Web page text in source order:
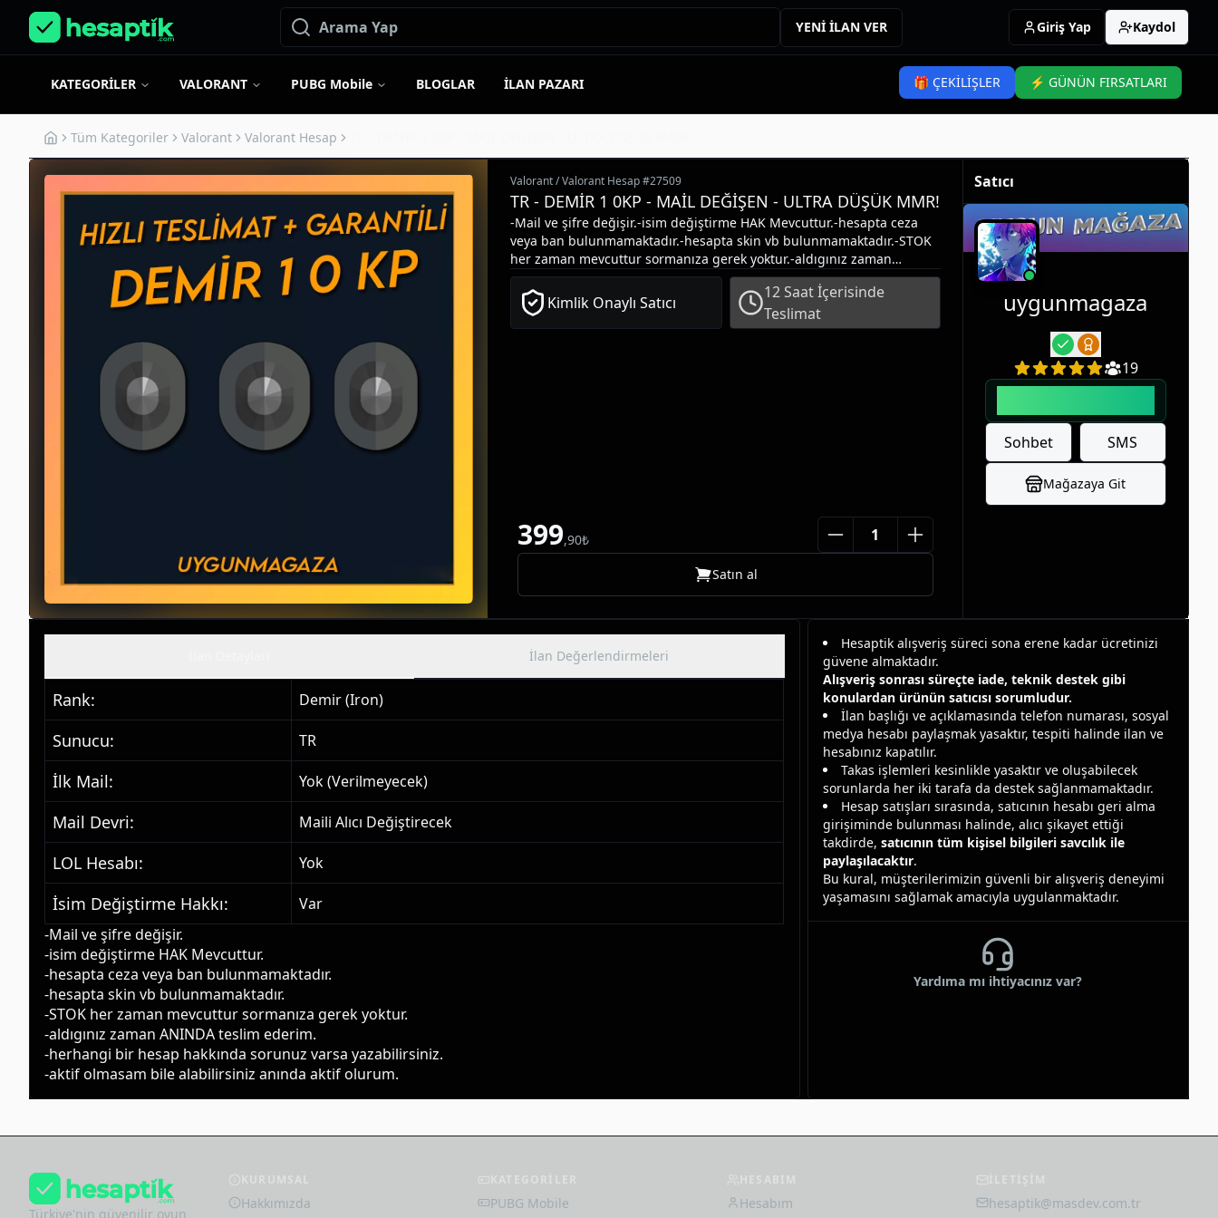
YENİ İLAN VER Giriş Yap Kaydol
KATEGORİLER VALORANT PUBG Mobile BLOGLAR İLAN PAZARI 🎁 ÇEKİLİŞLER ⚡ GÜNÜN FIRSATLARI
Tüm Kategoriler Valorant Valorant Hesap
Valorant/Valorant Hesap#27509
TR - DEMİR 1 0KP - MAİL DEĞİŞEN - ULTRA DÜŞÜK MMR!
-Mail ve şifre değişir.-isim değiştirme HAK Mevcuttur.-hesapta ceza
veya ban bulunmamaktadır.-hesapta skin vb bulunmamaktadır.-STOK
her zaman mevcuttur sormanıza gerek yoktur.-aldıgınız zaman
ANINDA teslim ederim.-herhangi bir hesap hakkında sorunuz varsa
yazabilirsiniz.-aktif olmasam bile alabilirsiniz anında aktif olurum.
Kimlik Onaylı Satıcı
12 Saat İçerisinde
Teslimat
399,90₺
Satın al
Satıcı
uygunmagaza
19
Sohbet SMS
Mağazaya Git
İlan Değerlendirmeleri
Rank: Demir (Iron)
Sunucu: TR
İlk Mail: Yok (Verilmeyecek)
Mail Devri: Maili Alıcı Değiştirecek
LOL Hesabı: Yok
İsim Değiştirme Hakkı:
Var
-Mail ve şifre değişir.
-isim değiştirme HAK Mevcuttur.
-hesapta ceza veya ban bulunmamaktadır.
-hesapta skin vb bulunmamaktadır.
-STOK her zaman mevcuttur sormanıza gerek yoktur.
-aldıgınız zaman ANINDA teslim ederim.
-herhangi bir hesap hakkında sorunuz varsa yazabilirsiniz.
-aktif olmasam bile alabilirsiniz anında aktif olurum.
Hesaptik alışveriş süreci sona erene kadar ücretinizi
güvene almaktadır.
Alışveriş sonrası süreçte iade, teknik destek gibi
konulardan ürünün satıcısı sorumludur.
İlan başlığı ve açıklamasında telefon numarası, sosyal
medya hesabı paylaşmak yasaktır, tespiti halinde ilan ve
hesabınız kapatılır.
Takas işlemleri kesinlikle yasaktır ve oluşabilecek
sorunlarda her iki tarafa da destek sağlanmamaktadır.
Hesap satışları sırasında, satıcının hesabı geri alma
girişiminde bulunması halinde, alıcı şikayet ettiği
takdirde, satıcının tüm kişisel bilgileri savcılık ile
paylaşılacaktır.
Bu kural, müşterilerimizin güvenli bir alışveriş deneyimi
yaşamasını sağlamak amacıyla uygulanmaktadır.
Yardıma mı ihtiyacınız var?
Türkiye'nin güvenilir oyun
Hakkımızda PUBG Mobile Hesabım hesaptik@masdev.com.tr